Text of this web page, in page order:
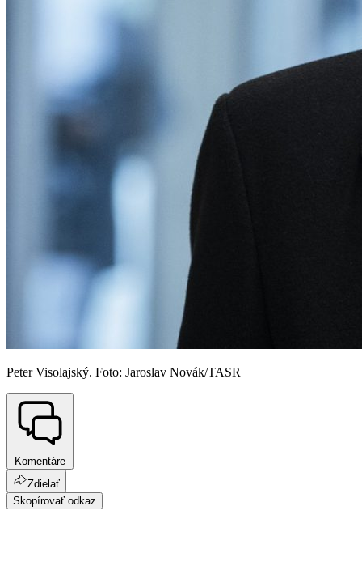
Peter Visolajský. Foto: Jaroslav Novák/TASR
Komentáre
Zdielať
Skopírovať odkaz